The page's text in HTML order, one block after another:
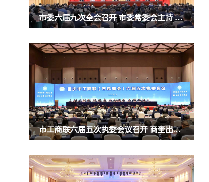
市委六届九次全会召开 市委常委会主持 市委书记袁家军讲话
市工商联六届五次执委会议召开 商奎出席并讲话